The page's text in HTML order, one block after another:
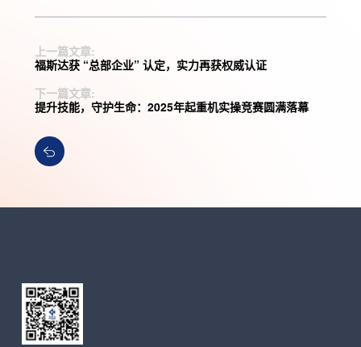
上一篇文章:
福斯达获 “总部企业” 认定，实力再获权威认证
下一篇文章:
提升技能，守护生命：2025年起重机实操竞赛圆满落幕